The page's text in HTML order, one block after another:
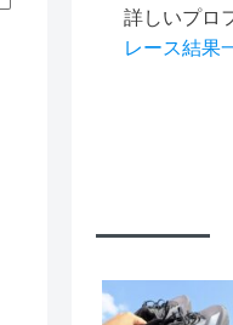
詳しいプロ
レース結果